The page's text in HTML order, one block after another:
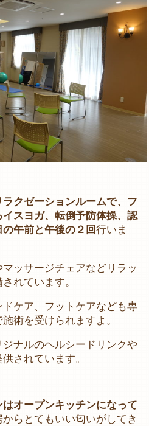
クゼーションルームで、フ
スヨガ、転倒予防体操、認
の午前と午後の２回行いま
ッサージチェアなどリラッ
れています。
ケア、フットケアなども専
術を受けられますよ。
ナルのヘルシードリンクや
されています。
オープンキッチンになって
らとてもいい匂いがしてき